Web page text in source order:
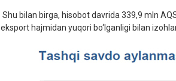
Shu bilan birga, hisobot davrida 339,9 mln
eksport hajmidan yuqori bo‘lganligi bilan